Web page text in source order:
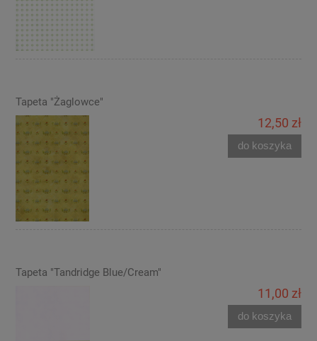
Tapeta "Żaglowce"
12,50 zł
do koszyka
Tapeta "Tandridge Blue/Cream"
11,00 zł
do koszyka